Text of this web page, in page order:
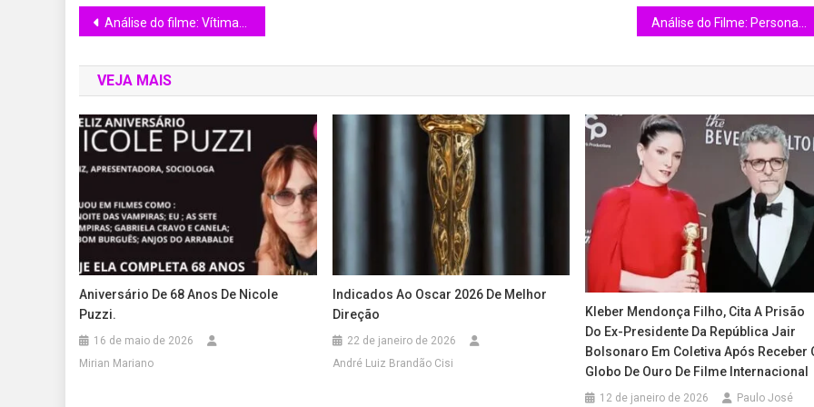
Análise do filme: Vítimas do divórcio. (1932)
VEJA MAIS
Aniversário De 68 Anos De Nicole
Puzzi.
16 de maio de 2026
Mirian Mariano
Indicados Ao Oscar 2026 De Melhor
Direção
22 de janeiro de 2026
André Luiz Brandão Cisi
Kleber Mendonça Filho, Cita A Prisão
Do Ex-Presidente Da República Jair
Bolsonaro Em Coletiva Após Receber
Globo De Ouro De Filme Internacional
12 de janeiro de 2026 Paulo José